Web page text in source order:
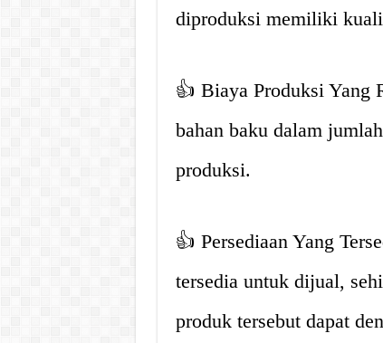
diproduksi memiliki
👍 Biaya Produksi Yang
bahan baku dalam
produksi.
👍 Persediaan Yang
tersedia untuk dijual,
produk tersebut dapat